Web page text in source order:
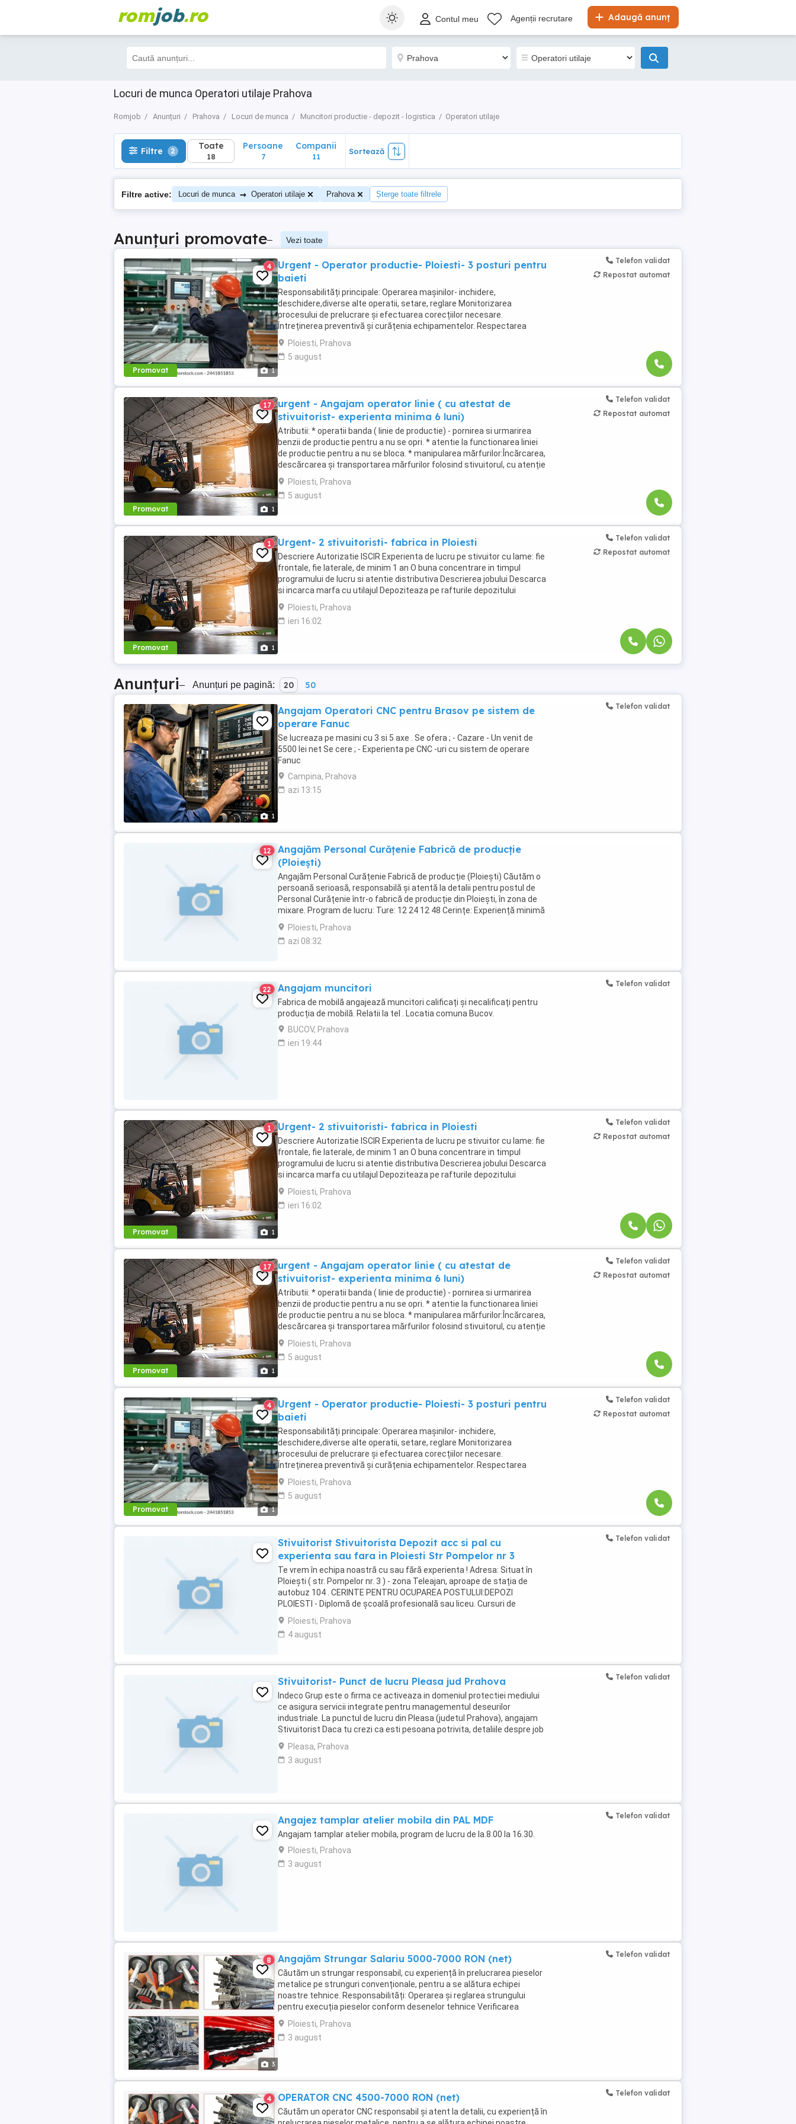
romjob.ro Adaugă anunț
Contul meu Agenții recrutare
Locuri de munca Operatori utilaje Prahova
Romjob Anunțuri Prahova Locuri de munca Muncitori productie - depozit - logistica Operatori utilaje
Filtre 2 Toate
18
Filtre 2 Toate
18
Persoane
7
Companii
11
Sortează
Filtre active: Locuri de munca → Operatori utilaje Prahova Șterge toate filtrele
Anunțuri promovate– Vezi toate
Promovat 1
4
Urgent - Operator productie- Ploiesti- 3 posturi pentru
baieti
Responsabilități principale: Operarea mașinilor- inchidere,
deschidere,diverse alte operatii, setare, reglare Monitorizarea
procesului de prelucrare și efectuarea corecțiilor necesare.
Întreținerea preventivă și curățenia echipamentelor. Respectarea
normelor de securitate și a standardelor de ...
Ploiesti, Prahova
5 august
Telefon validat
Repostat automat
Promovat 1
17
urgent - Angajam operator linie ( cu atestat de
stivuitorist- experienta minima 6 luni)
Atributii: * operatii banda ( linie de productie) - pornirea si urmarirea
benzii de productie pentru a nu se opri. * atentie la functionarea liniei
de productie pentru a nu se bloca. * manipularea mărfurilor:Încărcarea,
descărcarea și transportarea mărfurilor folosind stivuitorul, cu atenție
la greutate ...
Ploiesti, Prahova
5 august
Telefon validat
Repostat automat
Promovat 1
1 Urgent- 2 stivuitoristi- fabrica in Ploiesti
Descriere Autorizatie ISCIR Experienta de lucru pe stivuitor cu lame: fie
frontale, fie laterale, de minim 1 an O buna concentrare in timpul
programului de lucru si atentie distributiva Descrierea jobului Descarca
si incarca marfa cu utilajul Depoziteaza pe rafturile depozitului
europaletii ...
Ploiesti, Prahova
ieri 16:02
Telefon validat
Repostat automat
Anunțuri– Anunțuri pe pagină: 20 50
1
Angajam Operatori CNC pentru Brasov pe sistem de
operare Fanuc
Se lucreaza pe masini cu 3 si 5 axe . Se ofera ; - Cazare - Un venit de
5500 lei net Se cere ; - Experienta pe CNC -uri cu sistem de operare
Fanuc
Campina, Prahova
azi 13:15
Telefon validat
12
Angajăm Personal Curățenie Fabrică de producție
(Ploiești)
Angajăm Personal Curățenie Fabrică de producție (Ploiești) Căutăm o
persoană serioasă, responsabilă și atentă la detalii pentru postul de
Personal Curățenie într-o fabrică de producție din Ploiești, în zona de
mixare. Program de lucru: Ture: 12 24 12 48 Cerințe: Experiență minimă
într-un post ...
Ploiesti, Prahova
azi 08:32
22 Angajam muncitori
Fabrica de mobilă angajează muncitori calificați și necalificați pentru
producția de mobilă. Relatii la tel . Locatia comuna Bucov.
BUCOV, Prahova
ieri 19:44
Telefon validat
Promovat 1
1 Urgent- 2 stivuitoristi- fabrica in Ploiesti
Descriere Autorizatie ISCIR Experienta de lucru pe stivuitor cu lame: fie
frontale, fie laterale, de minim 1 an O buna concentrare in timpul
programului de lucru si atentie distributiva Descrierea jobului Descarca
si incarca marfa cu utilajul Depoziteaza pe rafturile depozitului
europaletii ...
Ploiesti, Prahova
ieri 16:02
Telefon validat
Repostat automat
Promovat 1
17
urgent - Angajam operator linie ( cu atestat de
stivuitorist- experienta minima 6 luni)
Atributii: * operatii banda ( linie de productie) - pornirea si urmarirea
benzii de productie pentru a nu se opri. * atentie la functionarea liniei
de productie pentru a nu se bloca. * manipularea mărfurilor:Încărcarea,
descărcarea și transportarea mărfurilor folosind stivuitorul, cu atenție
la greutate ...
Ploiesti, Prahova
5 august
Telefon validat
Repostat automat
Promovat 1
4
Urgent - Operator productie- Ploiesti- 3 posturi pentru
baieti
Responsabilități principale: Operarea mașinilor- inchidere,
deschidere,diverse alte operatii, setare, reglare Monitorizarea
procesului de prelucrare și efectuarea corecțiilor necesare.
Întreținerea preventivă și curățenia echipamentelor. Respectarea
normelor de securitate și a standardelor de ...
Ploiesti, Prahova
5 august
Telefon validat
Repostat automat
Stivuitorist Stivuitorista Depozit acc si pal cu
experienta sau fara in Ploiesti Str Pompelor nr 3
Te vrem în echipa noastră cu sau fără experienta ! Adresa: Situat în
Ploiești ( str. Pompelor nr. 3 ) - zona Teleajan, aproape de stația de
autobuz 104 . CERINTE PENTRU OCUPAREA POSTULUI:DEPOZI
PLOIESTI - Diplomă de școală profesională sau liceu. Cursuri de
formare profesională în operarea stivuitoarelor ...
Ploiesti, Prahova
4 august
Telefon validat
Stivuitorist- Punct de lucru Pleasa jud Prahova
Indeco Grup este o firma ce activeaza in domeniul protectiei mediului
ce asigura servicii integrate pentru managementul deseurilor
industriale. La punctul de lucru din Pleasa (judetul Prahova), angajam
Stivuitorist Daca tu crezi ca esti pesoana potrivita, detaliile despre job
sunt mai jos. Atributii ...
Pleasa, Prahova
3 august
Telefon validat
Angajez tamplar atelier mobila din PAL MDF
Angajam tamplar atelier mobila, program de lucru de la.8.00 la 16.30.
Ploiesti, Prahova
3 august
Telefon validat
3
8 Angajăm Strungar Salariu 5000-7000 RON (net)
Căutăm un strungar responsabil, cu experiență în prelucrarea pieselor
metalice pe strunguri convenționale, pentru a se alătura echipei
noastre tehnice. Responsabilități: Operarea și reglarea strungului
pentru execuția pieselor conform desenelor tehnice Verificarea
dimensională și calitativă a pieselor ...
Ploiesti, Prahova
3 august
Telefon validat
4 OPERATOR CNC 4500-7000 RON (net)
Căutăm un operator CNC responsabil și atent la detalii, cu experiență în
Telefon validat